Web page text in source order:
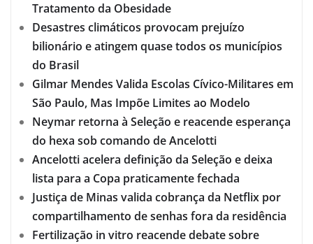
Tratamento da Obesidade
Desastres climáticos provocam prejuízo
bilionário e atingem quase todos os municípios
do Brasil
Gilmar Mendes Valida Escolas Cívico-Militares em
São Paulo, Mas Impõe Limites ao Modelo
Neymar retorna à Seleção e reacende esperança
do hexa sob comando de Ancelotti
Ancelotti acelera definição da Seleção e deixa
lista para a Copa praticamente fechada
Justiça de Minas valida cobrança da Netflix por
compartilhamento de senhas fora da residência
Fertilização in vitro reacende debate sobre